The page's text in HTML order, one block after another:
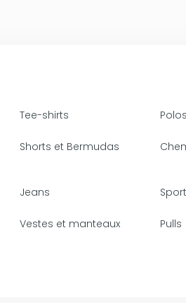
Tee-shirts Polos
Shorts et Bermudas
Jeans Sport
Vestes et manteaux Pulls